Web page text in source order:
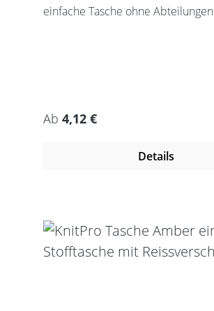
einfache Tasche ohne Abteilungen
Regulärer Preis:
Ab 4,12 €
Details